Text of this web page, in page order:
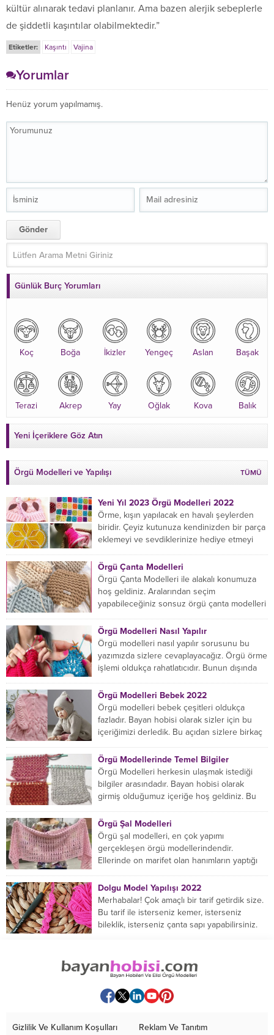
kültür alınarak tedavi planlanır. Ama bazen alerjik sebeplerle
de şiddetli kaşıntılar olabilmektedir.”
Etiketler: Kaşıntı Vajina
Yorumlar
Henüz yorum yapılmamış.
Günlük Burç Yorumları
Koç Boğa İkizler Yengeç Aslan Başak
Terazi Akrep Yay Oğlak Kova Balık
Yeni İçeriklere Göz Atın
Örgü Modelleri ve Yapılışı TÜMÜ
Yeni Yıl 2023 Örgü Modelleri 2022
Örme, kışın yapılacak en havalı şeylerden
biridir. Çeyiz kutunuza kendinizden bir parça
eklemeyi ve sevdiklerinize hediye etmeyi
Örgü Çanta Modelleri
Örgü Çanta Modelleri ile alakalı konumuza
hoş geldiniz. Aralarından seçim
yapabileceğiniz sonsuz örgü çanta modelleri
Örgü Modelleri Nasıl Yapılır
Örgü modelleri nasıl yapılır sorusunu bu
yazımızda sizlere cevaplayacağız. Örgü örme
işlemi oldukça rahatlatıcıdır. Bunun dışında
Örgü Modelleri Bebek 2022
Örgü modelleri bebek çeşitleri oldukça
fazladır. Bayan hobisi olarak sizler için bu
içeriğimizi derledik. Bu açıdan sizlere birkaç
Örgü Modellerinde Temel Bilgiler
Örgü Modelleri herkesin ulaşmak istediği
bilgiler arasındadır. Bayan hobisi olarak
girmiş olduğumuz içeriğe hoş geldiniz. Bu
Örgü Şal Modelleri
Örgü şal modelleri, en çok yapımı
gerçekleşen örgü modellerindendir.
Ellerinde on marifet olan hanımların yaptığı
Dolgu Model Yapılışı 2022
Merhabalar! Çok amaçlı bir tarif getirdik size.
Bu tarif ile isterseniz kemer, isterseniz
bileklik, isterseniz çanta sapı yapabilirsiniz.
Gizlilik Ve Kullanım Koşulları Reklam Ve Tanıtım